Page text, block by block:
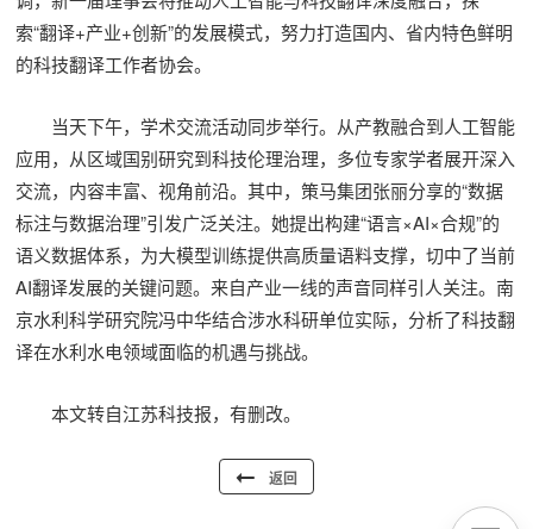
索“翻译+产业+创新”的发展模式，努力打造国内、省内特色鲜明
的科技翻译工作者协会。
当天下午，学术交流活动同步举行。从产教融合到人工智能
应用，从区域国别研究到科技伦理治理，多位专家学者展开深入
交流，内容丰富、视角前沿。其中，策马集团张丽分享的“数据
标注与数据治理”引发广泛关注。她提出构建“语言×AI×合规”的
语义数据体系，为大模型训练提供高质量语料支撑，切中了当前
AI翻译发展的关键问题。来自产业一线的声音同样引人关注。南
京水利科学研究院冯中华结合涉水科研单位实际，分析了科技翻
译在水利水电领域面临的机遇与挑战。
本文转自江苏科技报，有删改。
返回